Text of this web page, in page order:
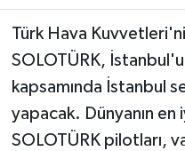
Türk Hava
SOLOTÜRK,
kapsamında İstanbul
yapacak. Dünyanın en
SOLOTÜRK pilotları,
TURİZM
MAGAZİN
VEFAT